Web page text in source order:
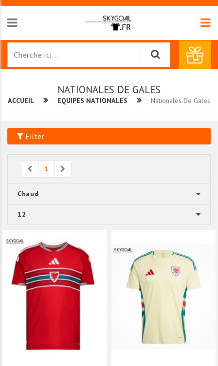
NATIONALES DE GALES
ACCUEIL EQUIPES NATIONALES Nationales De Gales
Filter
Previous
1